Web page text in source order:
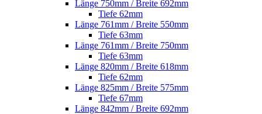
Länge 750mm / Breite 692mm
Tiefe 62mm
Länge 761mm / Breite 550mm
Tiefe 63mm
Länge 761mm / Breite 750mm
Tiefe 63mm
Länge 820mm / Breite 618mm
Tiefe 62mm
Länge 825mm / Breite 575mm
Tiefe 67mm
Länge 842mm / Breite 692mm